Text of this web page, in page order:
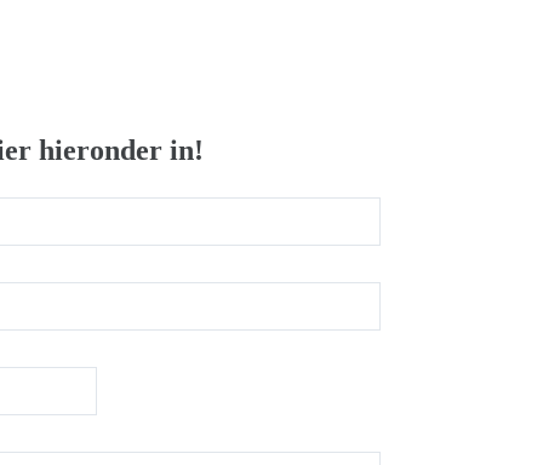
hieronder in!